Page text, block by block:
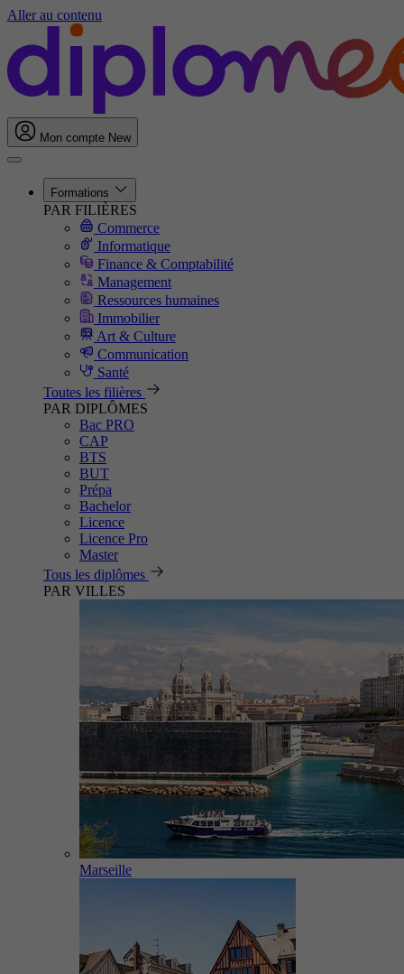
Aller au contenu
Mon compte New
Formations
PAR FILIÈRES
Commerce
Informatique
Finance & Comptabilité
Management
Ressources humaines
Immobilier
Art & Culture
Communication
Santé
Toutes les filières
PAR DIPLÔMES
Bac PRO
CAP
BTS
BUT
Prépa
Bachelor
Licence
Licence Pro
Master
Tous les diplômes
PAR VILLES
Marseille